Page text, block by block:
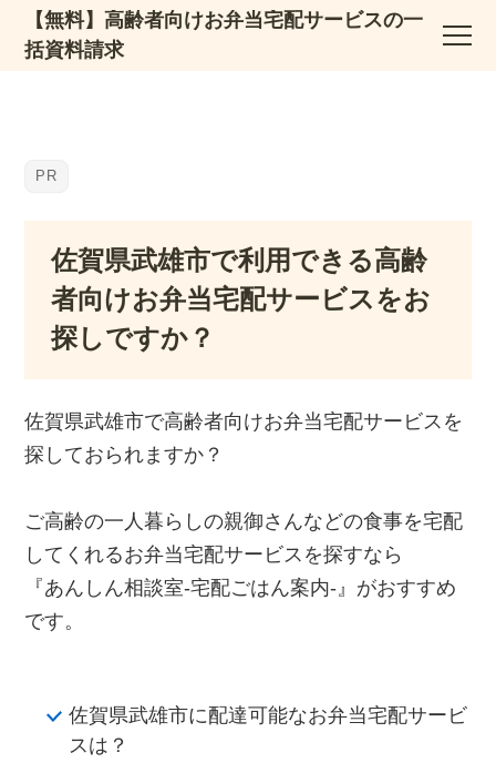
【無料】高齢者向けお弁当宅配サービスの一
括資料請求
佐賀県武雄市で利用できる高齢
者向けお弁当宅配サービスをお
探しですか？
佐賀県武雄市で高齢者向けお弁当宅配サービスを
探しておられますか？
ご高齢の一人暮らしの親御さんなどの食事を宅配
してくれるお弁当宅配サービスを探すなら
『あんしん相談室‐宅配ごはん案内‐』がおすすめ
です。
佐賀県武雄市に配達可能なお弁当宅配サービ
スは？